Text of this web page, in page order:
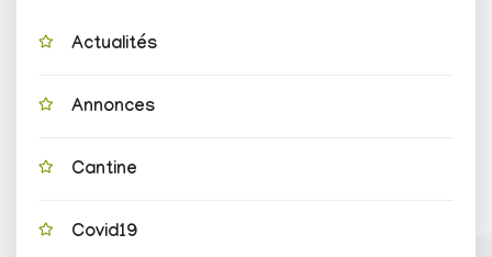
Actualités
Annonces
Cantine
Covid19